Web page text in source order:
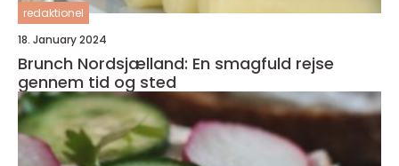
redaktionel
18. January 2024
Brunch Nordsjælland: En smagfuld rejse
gennem tid og sted